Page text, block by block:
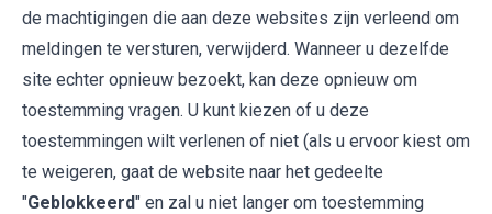
de machtigingen die aan deze websites zijn verleend om
meldingen te versturen, verwijderd. Wanneer u dezelfde
site echter opnieuw bezoekt, kan deze opnieuw om
toestemming vragen. U kunt kiezen of u deze
toestemmingen wilt verlenen of niet (als u ervoor kiest om
te weigeren, gaat de website naar het gedeelte
"Geblokkeerd" en zal u niet langer om toestemming